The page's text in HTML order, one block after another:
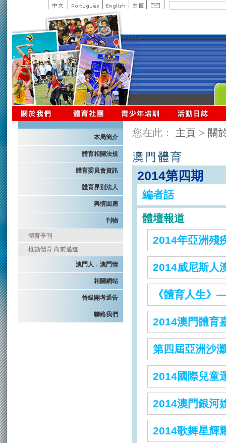
本局簡介
體育相關法規
體育委員會資訊
體育界別法人
輿情回應
刊物
體育季刊
推動體育 向前邁進
澳門人．澳門情
相關網站
晉級開考通告
聯絡我們
您在此： 主頁 > 關
2014第四期
編者話
體壇報道
2014年亞洲殘
2014威尼斯人
《體育人生
2014澳門體育
第四屆亞洲沙
2014國際兒童
2014澳門銀河
2014歌舞星輝